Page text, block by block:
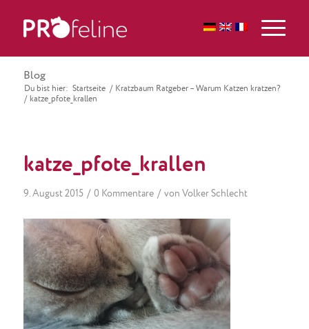
Blog
Du bist hier: Startseite / Kratzbaum Ratgeber – Warum Katzen kratzen?
/ katze_pfote_krallen
katze_pfote_krallen
9. August 2015 / 0 Kommentare / von Volker Schlecht